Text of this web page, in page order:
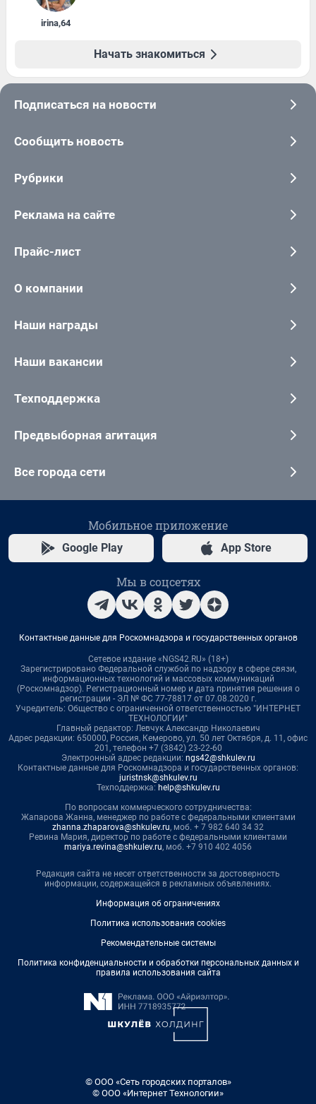
irina,64
Начать знакомиться
Подписаться на новости
Сообщить новость
Рубрики
Реклама на сайте
Прайс-лист
О компании
Наши награды
Наши вакансии
Техподдержка
Предвыборная агитация
Все города сети
Мобильное приложение
Google Play App Store
Мы в соцсетях
Контактные данные для Роскомнадзора и государственных органов
Сетевое издание «NGS42.RU» (18+)
Зарегистрировано Федеральной службой по надзору в сфере связи,
информационных технологий и массовых коммуникаций
(Роскомнадзор). Регистрационный номер и дата принятия решения о
регистрации - ЭЛ № ФС 77-78817 от 07.08.2020 г.
Учредитель: Общество с ограниченной ответственностью "ИНТЕРНЕТ
ТЕХНОЛОГИИ"
Главный редактор: Левчук Александр Николаевич
Адрес редакции: 650000, Россия, Кемерово, ул. 50 лет Октября, д. 11, офис
201, телефон +7 (3842) 23-22-60
Электронный адрес редакции: ngs42@shkulev.ru
Контактные данные для Роскомнадзора и государственных органов:
juristnsk@shkulev.ru
Техподдержка: help@shkulev.ru
По вопросам коммерческого сотрудничества:
Жапарова Жанна, менеджер по работе с федеральными клиентами
zhanna.zhaparova@shkulev.ru, моб. + 7 982 640 34 32
Ревина Мария, директор по работе с федеральными клиентами
mariya.revina@shkulev.ru, моб. +7 910 402 4056
Редакция сайта не несет ответственности за достоверность
информации, содержащейся в рекламных объявлениях.
Информация об ограничениях
Политика использования cookies
Рекомендательные системы
Политика конфиденциальности и обработки персональных данных и
правила использования сайта
© ООО «Сеть городских порталов»
© ООО «Интернет Технологии»